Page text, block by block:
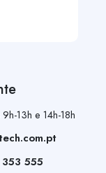
13h e 14h-18h
555